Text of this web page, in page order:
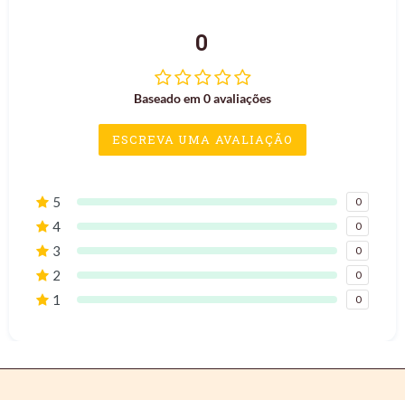
0
Baseado em 0 avaliações
ESCREVA UMA AVALIAÇÃO
5 0
4 0
3 0
2 0
1 0